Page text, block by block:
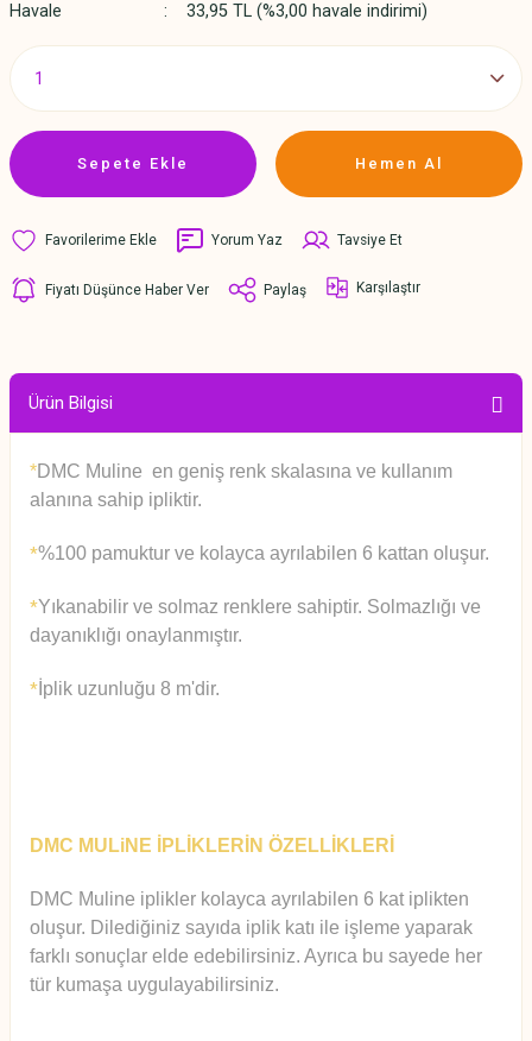
Havale
33,95 TL (%3,00 havale indirimi)
Sepete Ekle Hemen Al
Yorum Yaz Tavsiye Et
Fiyatı Düşünce Haber Ver Paylaş Karşılaştır
Ürün Bilgisi
*DMC Muline en geniş renk skalasına ve kullanım
alanına sahip ipliktir.
*%100 pamuktur ve kolayca ayrılabilen 6 kattan oluşur.
*Yıkanabilir ve solmaz renklere sahiptir. Solmazlığı ve
dayanıklığı onaylanmıştır.
* İplik uzunluğu 8 m'dir.
DMC MULiNE İPLİKLERİN ÖZELLİKLERİ
DMC Muline iplikler kolayca ayrılabilen 6 kat iplikten
oluşur. Dilediğiniz sayıda iplik katı ile işleme yaparak
farklı sonuçlar elde edebilirsiniz. Ayrıca bu sayede her
tür kumaşa uygulayabilirsiniz.